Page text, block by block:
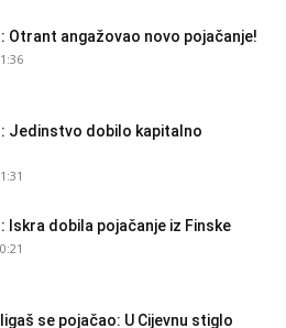
Otrant angažovao novo pojačanje!
Jedinstvo dobilo kapitalno
Iskra dobila pojačanje iz Finske
se pojačao: U Cijevnu stiglo